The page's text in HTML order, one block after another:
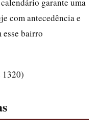
com antecedência e
esse bairro
1320)